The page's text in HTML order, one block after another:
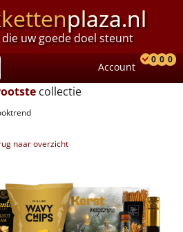
plaza.nl
uw goede doel steunt
Account
0 0 0
collectie
naar overzicht